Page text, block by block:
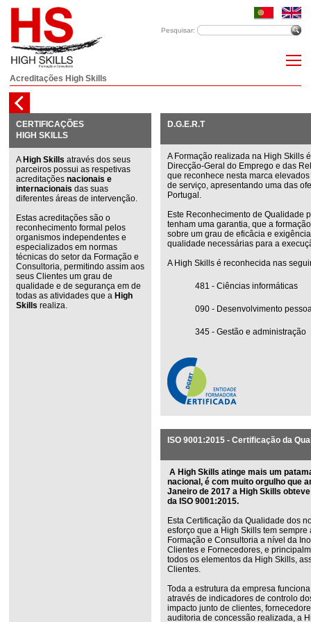
Pesquisar:
Acreditações High Skills
CERTIFICAÇÕES
HIGH SKILLS
AHigh Skills através dos seus
parceiros possui as respetivas
acreditações nacionais e
internacionais das suas
diferentes áreas de intervenção.
Estas acreditações são o
reconhecimento formal pelos
organismos independentes e
especializados em normas
técnicas do setor da Formação e
Consultoria, permitindo assim aos
seus Clientes um grau de
qualidade e de segurança em de
todas as atividades que a High
Skills realiza.
D.G.E.R.T
A Formação realizada na High Skills
Direcção-Geral do Emprego e das
que reconhece nesta marca
de serviço, apresentando uma das
Portugal.
Este Reconhecimento de Qualidade
tenham uma garantia, que a
sobre um grau de eficâcia e
qualidade necessárias para a
A High Skills é reconhecida nas
481 - Ciências informáticas
090 - Desenvolvimento
345 - Gestão e administração
ISO 9001:2015 - Certificação da
A High Skills atinge mais um
nacional, é com muito orgulho que
Janeiro de 2017 a High Skills
da ISO 9001:2015.
Esta Certificação da Qualidade dos
esforço que a High Skills tem
Formação e Consultoria a nível da
Clientes e Fornecedores, e
todos os elementos da High Skills,
Clientes.
Toda a estrutura da empresa
através de indicadores de controlo
impacto junto de clientes,
auditoria de concessão realizada, a